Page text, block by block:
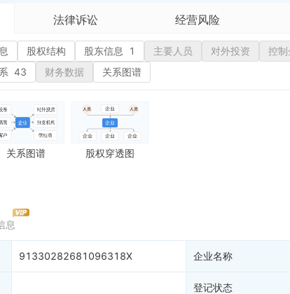
法律诉讼 经营风险
司法案件
立案信息
法院公告
裁判文书
送达公告
被执行人
终本案件
询价评估
司法协助
或有债务债权
注销备案
融
股权结构 股东信息 1 主要人员 对外投资 控制
43 财务数据 关系图谱
关系图谱 股权穿透图
息
91330282681096318X 企业名称
登记状态